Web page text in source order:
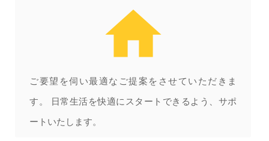
home
ご要望を伺い最適なご提案をさせていただきま
す。 日常生活を快適にスタートできるよう、サポ
ートいたします。